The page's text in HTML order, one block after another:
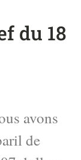
du 18
avons
de